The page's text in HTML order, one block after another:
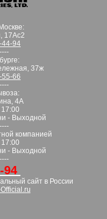
17Ас2
44-94
37ж
55-66
4А
- Выходной
компанией
- Выходной
94
сайт в России